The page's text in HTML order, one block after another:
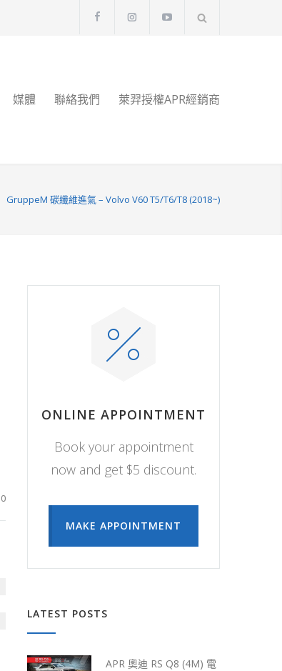
媒體 聯絡我們 萊羿授權APR經銷商
GruppeM 碳纖維進氣 – Volvo V60 T5/T6/T8 (2018~)
0
ONLINE APPOINTMENT
Book your appointment
now and get $5 discount.
MAKE APPOINTMENT
LATEST POSTS
APR 奧迪 RS Q8 (4M) 電